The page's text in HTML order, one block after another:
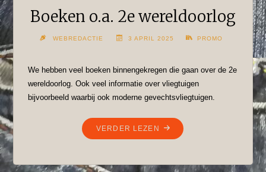
Boeken o.a. 2e wereldoorlog
WEBREDACTIE 3 APRIL 2025 PROMO
We hebben veel boeken binnengekregen die gaan over de 2e
wereldoorlog. Ook veel informatie over vliegtuigen
bijvoorbeeld waarbij ook moderne gevechtsvliegtuigen.
VERDER LEZEN
"BOEKEN
O.A.
WERELDOORLOG"